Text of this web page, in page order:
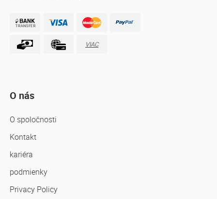
VIAC
O nás
O spoločnosti
Kontakt
kariéra
podmienky
Privacy Policy